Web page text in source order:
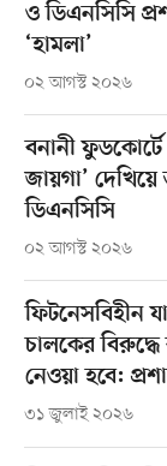
ও ডিএনসিসি
‘হামলা’
০২ আগস্ট ২০২৬
বনানী
জায়গা’ দেখিয়ে
ডিএনসিসি
০২ আগস্ট ২০২৬
ফিটনেসবিহীন
চালকের বিরুদ্ধে
নেওয়া হবে:
৩১ জুলাই ২০২৬